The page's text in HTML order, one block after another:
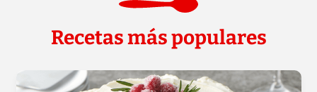
Recetas más populares